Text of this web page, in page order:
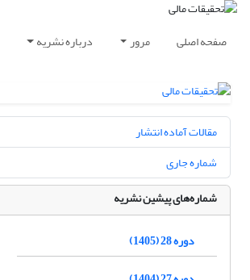
صفحه اصلی مرور درباره نشریه
مقالات آماده انتشار
شماره جاری
شماره‌های پیشین نشریه
دوره 28 (1405)